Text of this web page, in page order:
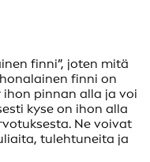
finni”, joten mitä
finni on
ihon pinnan alla ja voi
kyse on ihon alla
Ne voivat
tulehtuneita ja